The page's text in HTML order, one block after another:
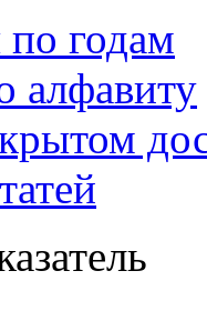
по годам
алфавиту